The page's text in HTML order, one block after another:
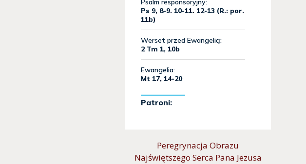
Peregrynacja Obrazu
Najświętszego Serca Pana Jezusa